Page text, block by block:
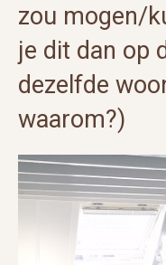
zou mogen/
je dit dan op
dezelfde
waarom?)